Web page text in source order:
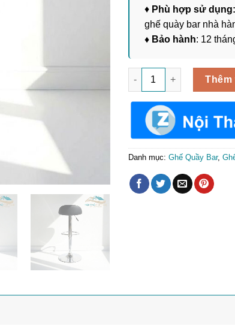
♦ Phù hợp sử dụng:
ghế quày bar nhà
♦ Bảo hành: 12
Ghế Quầy Bar Nệm Bọc
Thêm
Danh mục: Ghế Quầy Bar,